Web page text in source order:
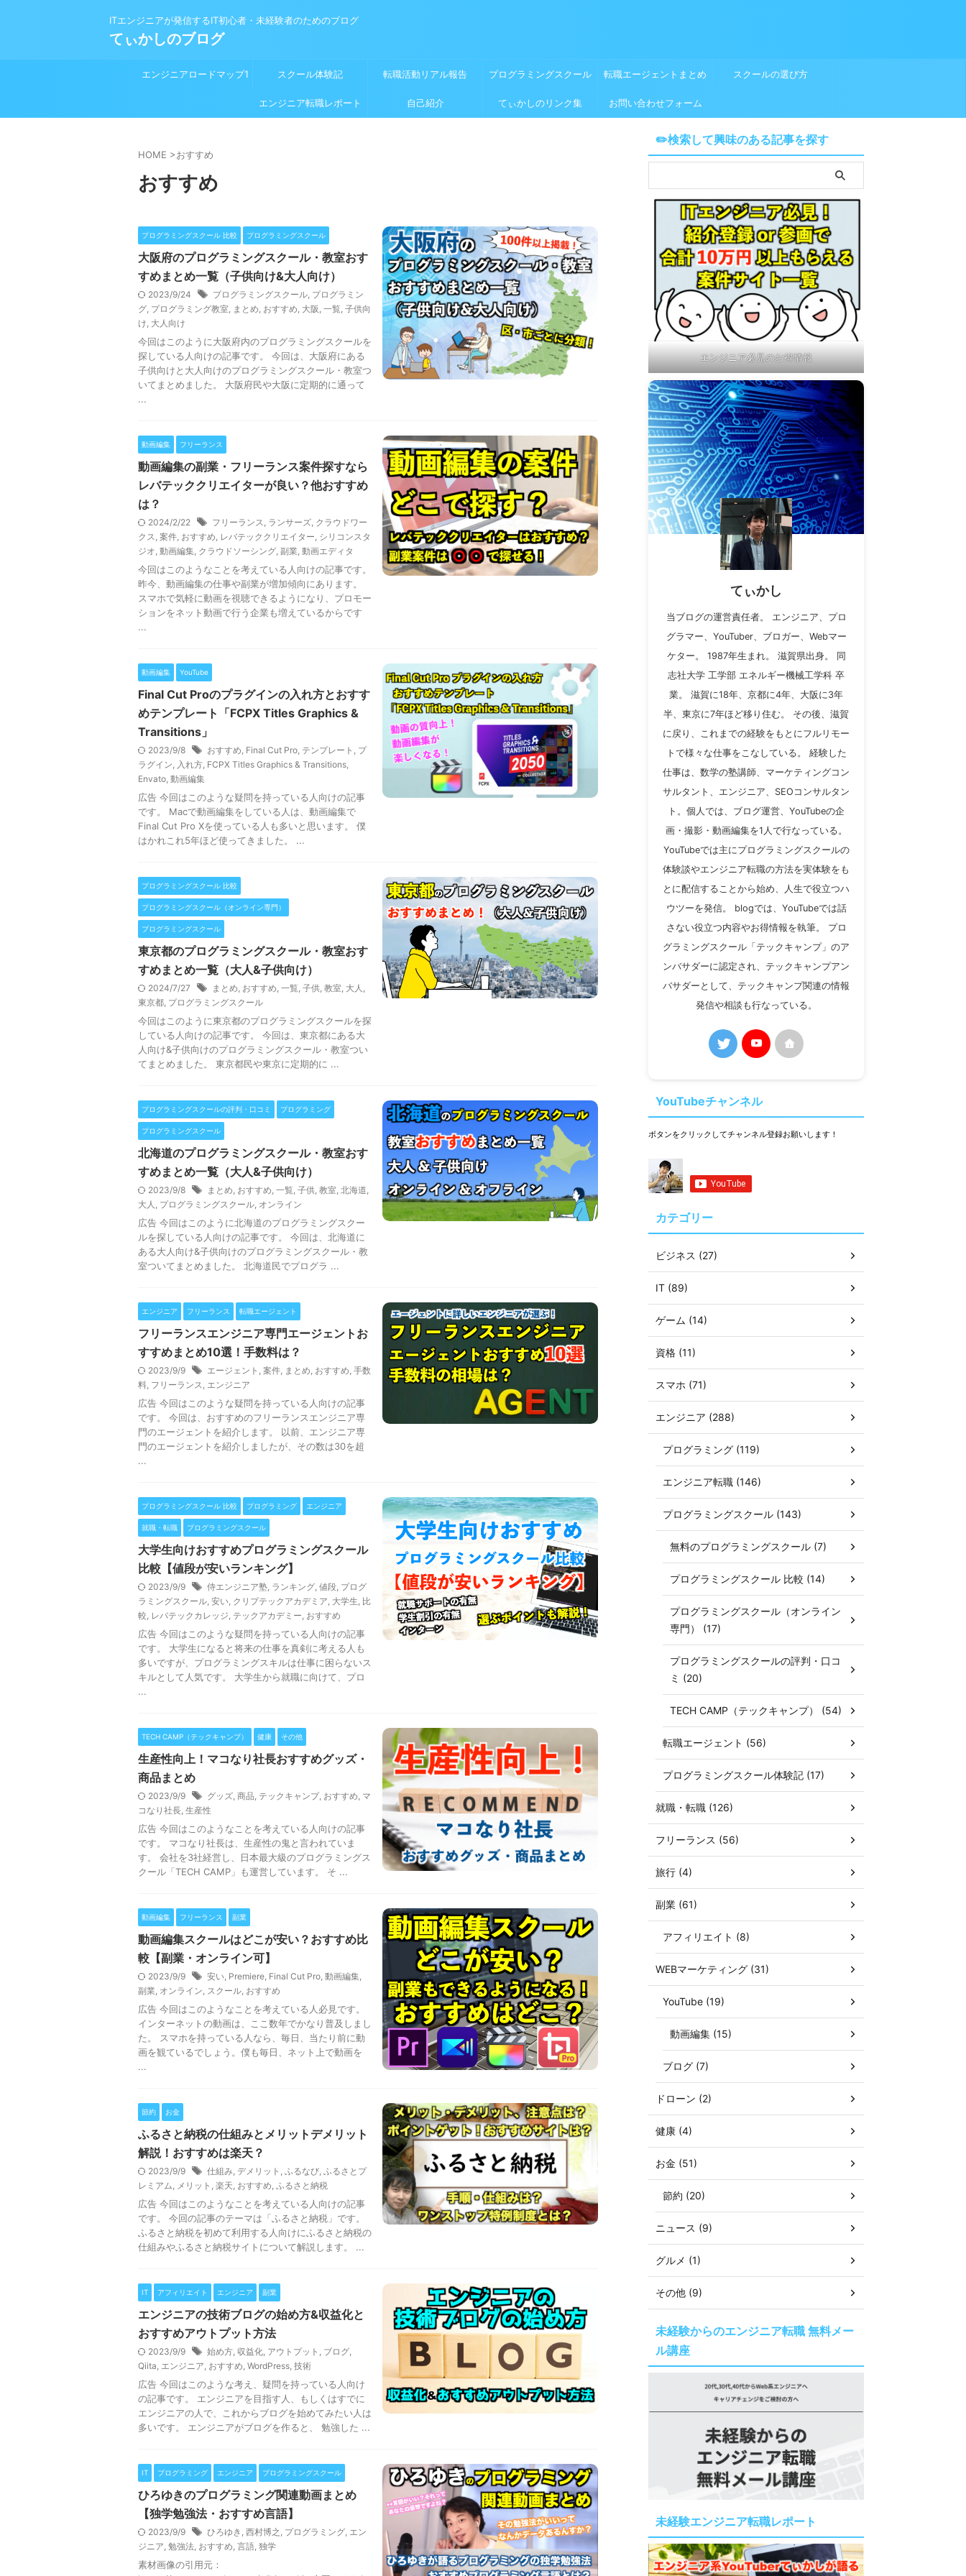
ITエンジニアが発信するIT初心者・未経験者のためのブログ
てぃかしのブログ
エンジニアロードマップ1 スクール体験記 転職活動リアル報告 プログラミングスクール 転職エージェントまとめ スクールの選び方
エンジニア転職レポート 自己紹介 てぃかしのリンク集 お問い合わせフォーム
HOME >おすすめ
おすすめ
プログラミングスクール 比較 プログラミングスクール
大阪府のプログラミングスクール・教室おす
すめまとめ一覧（子供向け&大人向け）
2023/9/24 プログラミングスクール, プログラミン
グ, プログラミング教室, まとめ, おすすめ, 大阪, 一覧, 子供向
け, 大人向け
今回はこのように大阪府内のプログラミングスクールを
探している人向けの記事です。 今回は、大阪府にある
子供向けと大人向けのプログラミングスクール・教室つ
いてまとめました。 大阪府民や大阪に定期的に通って
...
動画編集 フリーランス
動画編集の副業・フリーランス案件探すなら
レバテッククリエイターが良い？他おすすめ
は？
2024/2/22 フリーランス, ランサーズ, クラウドワー
クス, 案件, おすすめ, レバテッククリエイター, シリコンスタ
ジオ, 動画編集, クラウドソーシング, 副業, 動画エディタ
今回はこのようなことを考えている人向けの記事です。
昨今、動画編集の仕事や副業が増加傾向にあります。
スマホで気軽に動画を視聴できるようになり、プロモー
ションをネット動画で行う企業も増えているからです
...
動画編集 YouTube
Final Cut Proのプラグインの入れ方とおすす
めテンプレート「FCPX Titles Graphics &
Transitions」
2023/9/8 おすすめ, Final Cut Pro, テンプレート , プ
ラグイン, 入れ方, FCPX Titles Graphics & Transitions,
Envato, 動画編集
広告 今回はこのような疑問を持っている人向けの記事
です。 Macで動画編集をしている人は、動画編集で
Final Cut Pro Xを使っている人も多いと思います。 僕
はかれこれ5年ほど使ってきました。 ...
プログラミングスクール 比較
プログラミングスクール（オンライン専門）
プログラミングスクール
東京都のプログラミングスクール・教室おす
すめまとめ一覧（大人&子供向け）
2024/7/27 まとめ, おすすめ, 一覧, 子供, 教室, 大人 ,
東京都, プログラミングスクール
今回はこのように東京都のプログラミングスクールを探
している人向けの記事です。 今回は、東京都にある大
人向け&子供向けのプログラミングスクール・教室つい
てまとめました。 東京都民や東京に定期的に ...
プログラミングスクールの評判・口コミ プログラミング
プログラミングスクール
北海道のプログラミングスクール・教室おす
すめまとめ一覧（大人&子供向け）
2023/9/8 まとめ, おすすめ, 一覧, 子供, 教室, 北海道,
大人 , プログラミングスクール, オンライン
広告 今回はこのように北海道のプログラミングスクー
ルを探している人向けの記事です。 今回は、北海道に
ある大人向け&子供向けのプログラミングスクール・教
室ついてまとめました。 北海道民でプログラ ...
エンジニア フリーランス 転職エージェント
フリーランスエンジニア専門エージェントお
すすめまとめ10選！手数料は？
2023/9/9 エージェント , 案件, まとめ, おすすめ, 手数
料, フリーランス, エンジニア
広告 今回はこのような疑問を持っている人向けの記事
です。 今回は、おすすめのフリーランスエンジニア専
門のエージェントを紹介します。 以前、エンジニア専
門のエージェントを紹介しましたが、その数は30を超
...
プログラミングスクール 比較 プログラミング エンジニア
就職・転職 プログラミングスクール
大学生向けおすすめプログラミングスクール
比較【値段が安いランキング】
2023/9/9 侍エンジニア塾, ランキング, 値段, プログ
ラミングスクール, 安い, クリプテックアカデミア, 大学生, 比
較, レバテックカレッジ, テックアカデミー, おすすめ
広告 今回はこのような疑問を持っている人向けの記事
です。 大学生になると将来の仕事を真剣に考える人も
多いですが、プログラミングスキルは仕事に困らないス
キルとして人気です。 大学生から就職に向けて、プロ
...
TECH CAMP（テックキャンプ） 健康 その他
生産性向上！マコなり社長おすすめグッズ・
商品まとめ
2023/9/9 グッズ, 商品, テックキャンプ, おすすめ, マ
コなり社長, 生産性
広告 今回はこのようなことを考えている人向けの記事
です。 マコなり社長は、生産性の鬼と言われていま
す。 会社を3社経営し、日本最大級のプログラミングス
クール「TECH CAMP」も運営しています。 そ ...
動画編集 フリーランス 副業
動画編集スクールはどこが安い？おすすめ比
較【副業・オンライン可】
2023/9/9 安い, Premiere, Final Cut Pro, 動画編集,
副業, オンライン, スクール, おすすめ
広告 今回はこのようなことを考えている人必見です。
インターネットの動画は、ここ数年でかなり普及しまし
た。 スマホを持っている人なら、毎日、当たり前に動
画を観ているでしょう。僕も毎日、ネット上で動画を
...
節約 お金
ふるさと納税の仕組みとメリットデメリット
解説！おすすめは楽天？
2023/9/9 仕組み, デメリット , ふるなび, ふるさとプ
レミアム, メリット , 楽天, おすすめ, ふるさと納税
広告 今回はこのようなことを考えている人向けの記事
です。 今回の記事のテーマは「ふるさと納税」です。
ふるさと納税を初めて利用する人向けにふるさと納税の
仕組みやふるさと納税サイトについて解説します。 ...
IT アフィリエイト エンジニア 副業
エンジニアの技術ブログの始め方&収益化と
おすすめアウトプット方法
2023/9/9 始め方, 収益化, アウトプット , ブログ,
Qiita, エンジニア, おすすめ, WordPress, 技術
広告 今回はこのような考え、疑問を持っている人向け
の記事です。 エンジニアを目指す人、もしくはすでに
エンジニアの人で、これからブログを始めてみたい人は
多いです。 エンジニアがブログを作ると、 勉強した ...
IT プログラミング エンジニア プログラミングスクール
ひろゆきのプログラミング関連動画まとめ
【独学勉強法・おすすめ言語】
2023/9/9 ひろゆき , 西村博之 , プログラミング, エン
ジニア, 勉強法, おすすめ, 言語, 独学
素材画像の引用元：
✏️検索して興味のある記事を探す
エンジニア必見のお得情報
てぃかし
当ブログの運営責任者。 エンジニア、プロ
グラマー、YouTuber、ブロガー、Webマー
ケター。 1987年生まれ。 滋賀県出身。 同
志社大学 工学部 エネルギー機械工学科 卒
業。 滋賀に18年、京都に4年、大阪に3年
半、東京に7年ほど移り住む。 その後、滋賀
に戻り、これまでの経験をもとにフルリモー
トで様々な仕事をこなしている。 経験した
仕事は、数学の塾講師、マーケティングコン
サルタント、エンジニア、SEOコンサルタン
ト。個人では、ブログ運営、YouTubeの企
画・撮影・動画編集を1人で行なっている。
YouTubeでは主にプログラミングスクールの
体験談やエンジニア転職の方法を実体験をも
とに配信することから始め、人生で役立つハ
ウツーを発信。 blogでは、YouTubeでは話
さない役立つ内容やお得情報を執筆。 プロ
グラミングスクール「テックキャンプ」のア
ンバサダーに認定され、テックキャンプアン
バサダーとして、テックキャンプ関連の情報
発信や相談も行なっている。
YouTubeチャンネル
ボタンをクリックしてチャンネル登録お願いします！
カテゴリー
ビジネス (27)
IT (89)
ゲーム (14)
資格 (11)
スマホ (71)
エンジニア (288)
プログラミング (119)
エンジニア転職 (146)
プログラミングスクール (143)
無料のプログラミングスクール (7)
プログラミングスクール 比較 (14)
プログラミングスクール（オンライン
専門） (17)
プログラミングスクールの評判・口コ
ミ (20)
TECH CAMP（テックキャンプ） (54)
転職エージェント (56)
プログラミングスクール体験記 (17)
就職・転職 (126)
フリーランス (56)
旅行 (4)
副業 (61)
アフィリエイト (8)
WEBマーケティング (31)
YouTube (19)
動画編集 (15)
ブログ (7)
ドローン (2)
健康 (4)
お金 (51)
節約 (20)
ニュース (9)
グルメ (1)
その他 (9)
未経験からのエンジニア転職 無料メー
ル講座
未経験エンジニア転職レポート